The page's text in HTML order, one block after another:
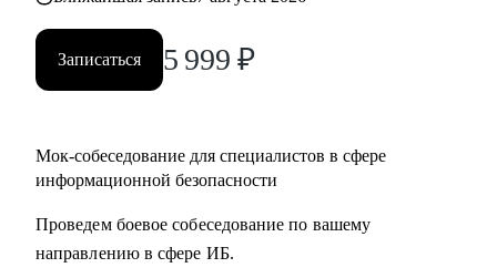
Записаться 5 999 ₽
Мок-собеседование для специалистов в сфере
информационной безопасности
Проведем боевое собеседование по вашему
направлению в сфере ИБ.